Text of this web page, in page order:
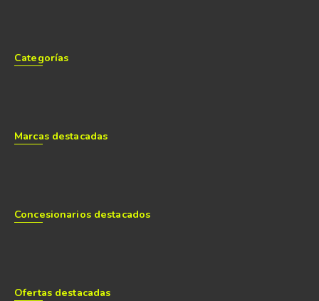
Categorías
Marcas destacadas
Concesionarios destacados
Ofertas destacadas